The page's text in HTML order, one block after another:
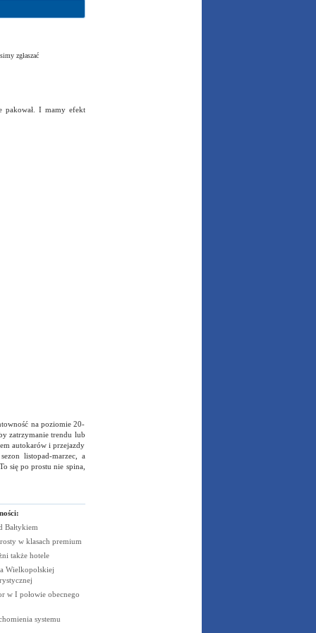
zgłaszać
pakował. I mamy efekt
na poziomie 20-
zatrzymanie trendu lub
autokarów i przejazdy
listopad-marzec, a
się po prostu nie spina,
Bałtykiem
w klasach premium
także hotele
Wielkopolskiej
w I połowie obecnego
systemu